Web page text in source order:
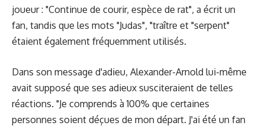
joueur : "Continue de courir, espèce de rat", a écrit un
fan, tandis que les mots "Judas", "traître et "serpent"
étaient également fréquemment utilisés.
Dans son message d'adieu, Alexander-Arnold lui-même
avait supposé que ses adieux susciteraient de telles
réactions. "Je comprends à 100% que certaines
personnes soient déçues de mon départ. J'ai été un fan